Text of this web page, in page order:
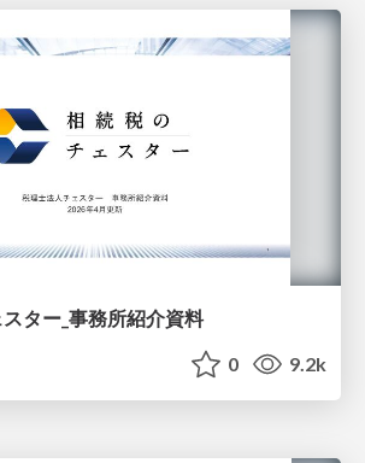
ター_事務所紹介資料
0 9.2k